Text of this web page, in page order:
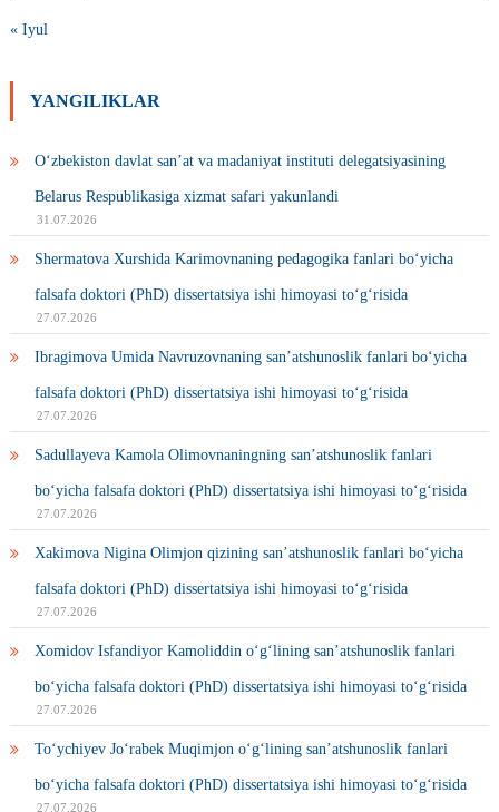
« Iyul
YANGILIKLAR
O‘zbekiston davlat san’at va madaniyat instituti delegatsiyasining
Belarus Respublikasiga xizmat safari yakunlandi
31.07.2026
Shermatova Xurshida Karimovnaning pedagogika fanlari bo‘yicha
falsafa doktori (PhD) dissertatsiya ishi himoyasi to‘g‘risida
27.07.2026
Ibragimova Umida Navruzovnaning san’atshunoslik fanlari bo‘yicha
falsafa doktori (PhD) dissertatsiya ishi himoyasi to‘g‘risida
27.07.2026
Sadullayeva Kamola Olimovnaningning san’atshunoslik fanlari
bo‘yicha falsafa doktori (PhD) dissertatsiya ishi himoyasi to‘g‘risida
27.07.2026
Xakimova Nigina Olimjon qizining san’atshunoslik fanlari bo‘yicha
falsafa doktori (PhD) dissertatsiya ishi himoyasi to‘g‘risida
27.07.2026
Xomidov Isfandiyor Kamoliddin o‘g‘lining san’atshunoslik fanlari
bo‘yicha falsafa doktori (PhD) dissertatsiya ishi himoyasi to‘g‘risida
27.07.2026
To‘ychiyev Jo‘rabek Muqimjon o‘g‘lining san’atshunoslik fanlari
bo‘yicha falsafa doktori (PhD) dissertatsiya ishi himoyasi to‘g‘risida
27.07.2026